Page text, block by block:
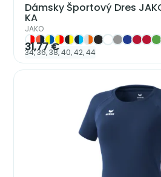
Dámsky Športový Dres
KA
JAKO
34, 36, 38, 40, 42, 44
31,77 €